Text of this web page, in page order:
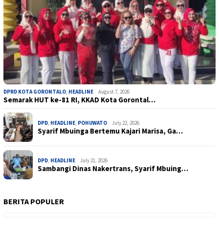
DPRD KOTA GORONTALO, HEADLINE August 7, 2026
Semarak HUT ke-81 RI, KKAD Kota Gorontal…
DPD, HEADLINE, POHUWATO July 22, 2026
Syarif Mbuinga Bertemu Kajari Marisa, Ga…
DPD, HEADLINE July 21, 2026
Sambangi Dinas Nakertrans, Syarif Mbuing…
BERITA POPULER